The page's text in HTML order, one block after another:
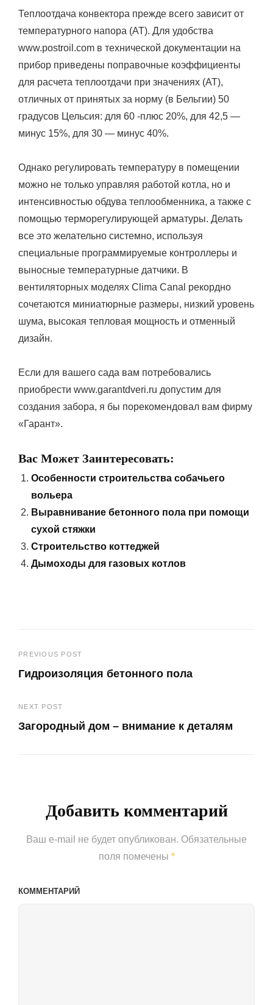
Теплоотдача конвектора прежде всего зависит от
температурного напора (AT). Для удобства
www.postroil.com в технической документации на
прибор приведены поправочные коэффициенты
для расчета теплоотдачи при значениях (AT),
отличных от принятых за норму (в Бельгии) 50
градусов Цельсия: для 60 -плюс 20%, для 42,5 —
минус 15%, для 30 — минус 40%.
Однако регулировать температуру в помещении
можно не только управляя работой котла, но и
интенсивностью обдува теплообменника, а также с
помощью терморегулирующей арматуры. Делать
все это желательно системно, используя
специальные программируемые контроллеры и
выносные температурные датчики. В
вентиляторных моделях Clima Canal рекордно
сочетаются миниатюрные размеры, низкий уровень
шума, высокая тепловая мощность и отменный
дизайн.
Если для вашего сада вам потребовались
приобрести www.garantdveri.ru допустим для
создания забора, я бы порекомендовал вам фирму
«Гарант».
Вас Может Заинтересовать:
Особенности строительства собачьего
вольера
Выравнивание бетонного пола при помощи
сухой стяжки
Строительство коттеджей
Дымоходы для газовых котлов
Навигация
по
записям
PREVIOUS POST
Гидроизоляция бетонного пола
Post
NEXT POST
Загородный дом – внимание к деталям
Добавить комментарий
Ваш e-mail не будет опубликован. Обязательные
поля помечены *
КОММЕНТАРИЙ